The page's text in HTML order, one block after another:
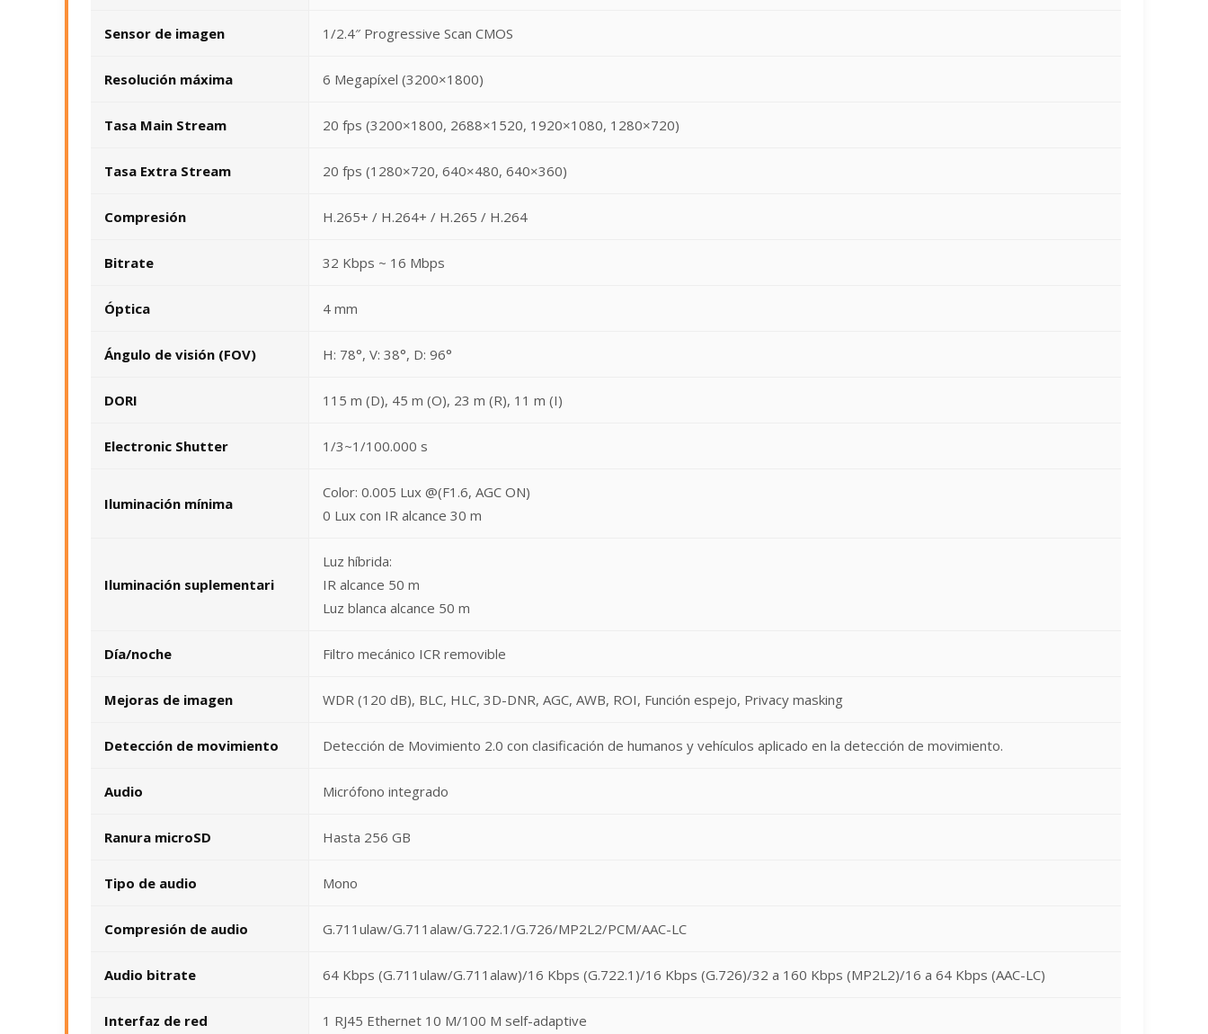
Sensor de imagen 1/2.4″ Progressive Scan CMOS
Resolución máxima 6 Megapíxel (3200×1800)
Tasa Main Stream 20 fps (3200×1800, 2688×1520, 1920×1080, 1280×720)
Tasa Extra Stream 20 fps (1280×720, 640×480, 640×360)
Compresión H.265+ / H.264+ / H.265 / H.264
Bitrate 32 Kbps ~ 16 Mbps
Óptica 4 mm
Ángulo de visión (FOV) H: 78°, V: 38°, D: 96°
DORI 115 m (D), 45 m (O), 23 m (R), 11 m (I)
Electronic Shutter 1/3~1/100.000 s
Iluminación mínima
Color: 0.005 Lux @(F1.6, AGC ON)
0 Lux con IR alcance 30 m
Iluminación suplementari
Luz híbrida:
IR alcance 50 m
Luz blanca alcance 50 m
Día/noche Filtro mecánico ICR removible
Mejoras de imagen WDR (120 dB), BLC, HLC, 3D-DNR, AGC, AWB, ROI, Función espejo, Privacy masking
Detección de movimiento Detección de Movimiento 2.0 con clasificación de humanos y vehículos aplicado en la detección de movimiento.
Audio Micrófono integrado
Ranura microSD Hasta 256 GB
Tipo de audio Mono
Compresión de audio G.711ulaw/G.711alaw/G.722.1/G.726/MP2L2/PCM/AAC-LC
Audio bitrate 64 Kbps (G.711ulaw/G.711alaw)/16 Kbps (G.722.1)/16 Kbps (G.726)/32 a 160 Kbps (MP2L2)/16 a 64 Kbps (AAC-LC)
Interfaz de red 1 RJ45 Ethernet 10 M/100 M self-adaptive